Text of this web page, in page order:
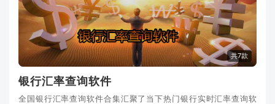
共7款
银行汇率查询软件
全国银行汇率查询软件合集汇聚了当下热门银行实时汇率查询软